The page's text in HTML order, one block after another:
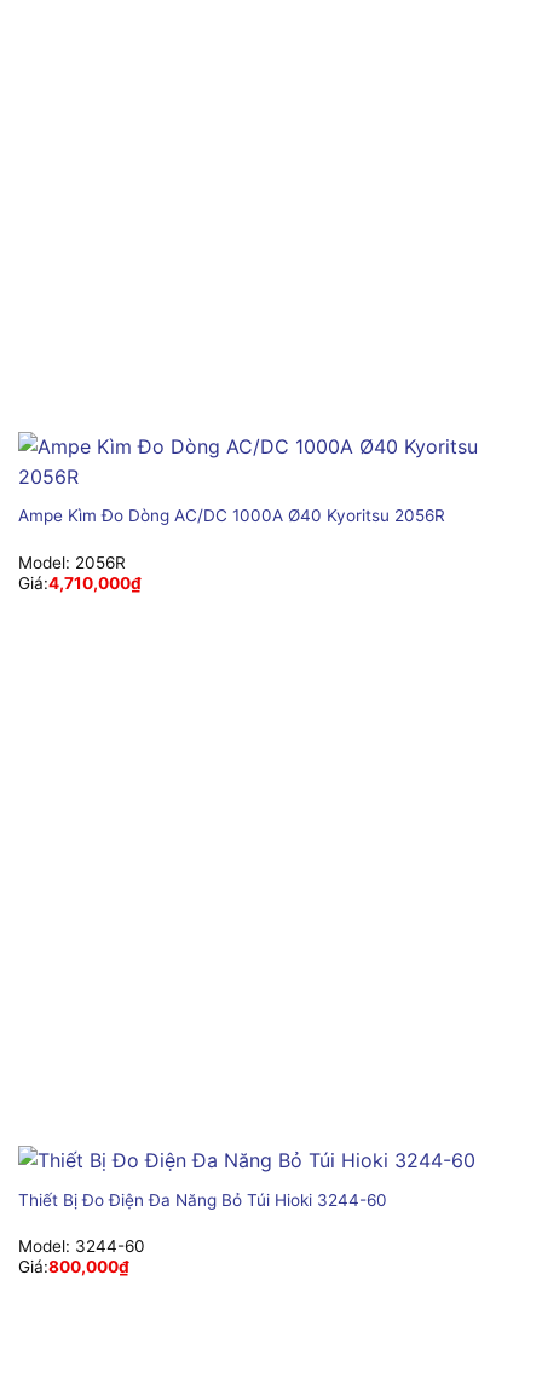
Ampe Kìm Đo Dòng AC/DC 1000A Ø40 Kyoritsu 2056R
Model: 2056R
Giá:4,710,000₫
Thiết Bị Đo Điện Đa Năng Bỏ Túi Hioki 3244-60
Model: 3244-60
Giá:800,000₫